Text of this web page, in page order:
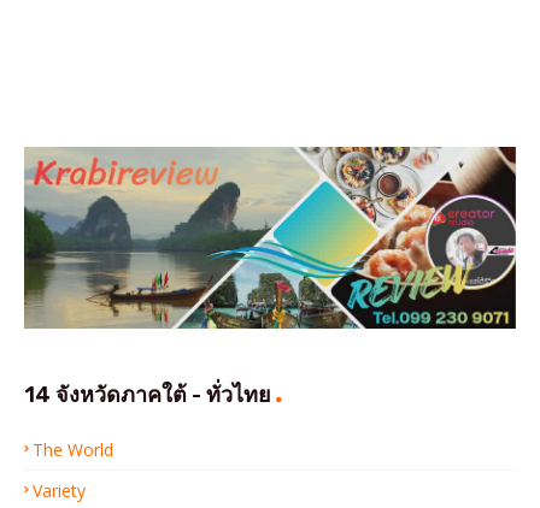
14 จังหวัดภาคใต้ - ทั่วไทย
The World
Variety